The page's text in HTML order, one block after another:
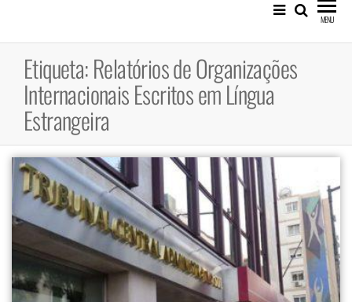
MENU
Etiqueta:Relatórios de Organizações
Internacionais Escritos em Língua
Estrangeira